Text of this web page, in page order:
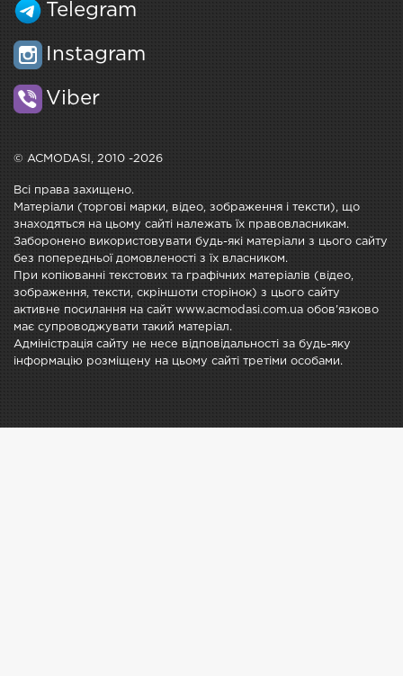
Telegram
Instagram
Viber
© ACMODASI, 2010 -2026
Всі права захищено.
Матеріали (торгові марки, відео, зображення і тексти), що
знаходяться на цьому сайті належать їх правовласникам.
Заборонено використовувати будь-які матеріали з цього сайту
без попередньої домовленості з їх власником.
При копіюванні текстових та графічних матеріалів (відео,
зображення, тексти, скріншоти сторінок) з цього сайту
активне посилання на сайт www.acmodasi.com.ua обов'язково
має супроводжувати такий матеріал.
Адміністрація сайту не несе відповідальності за будь-яку
інформацію розміщену на цьому сайті третіми особами.